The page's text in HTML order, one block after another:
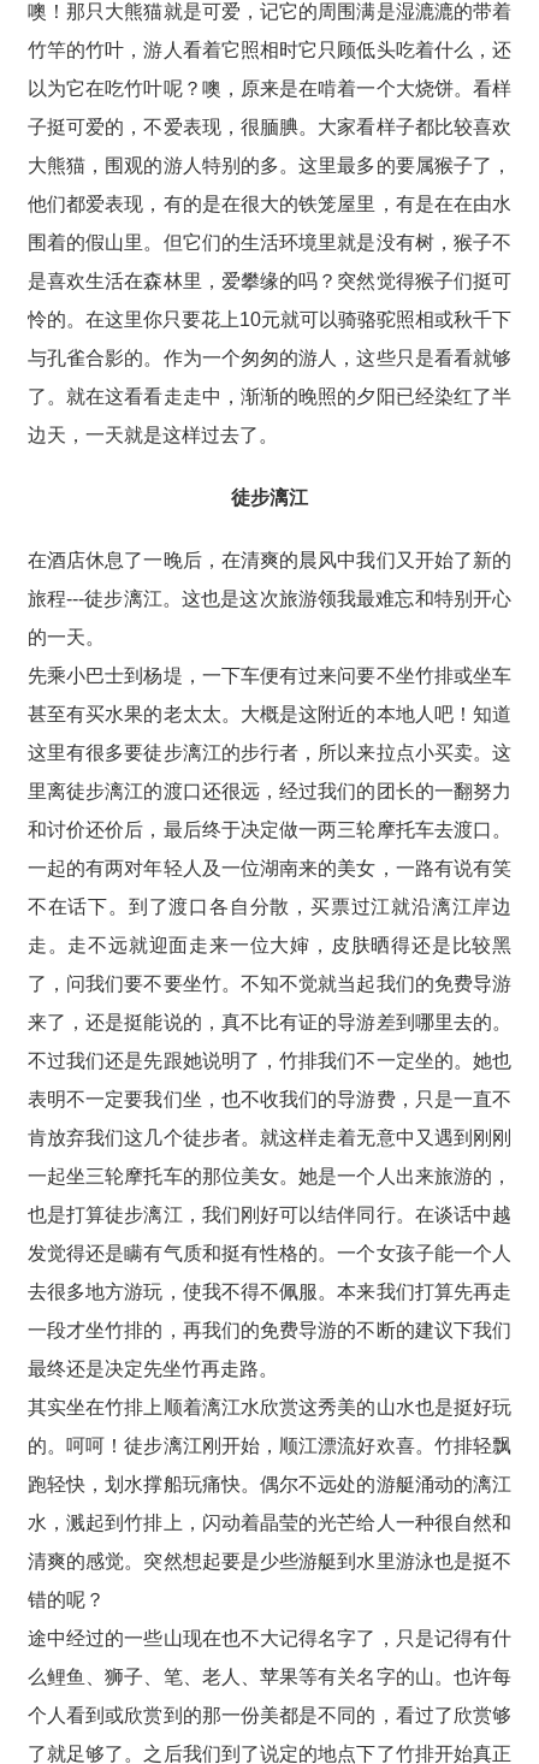
噢！那只大熊猫就是可爱，记它的周围满是湿漉漉的带着
竹竿的竹叶，游人看着它照相时它只顾低头吃着什么，还
以为它在吃竹叶呢？噢，原来是在啃着一个大烧饼。看样
子挺可爱的，不爱表现，很腼腆。大家看样子都比较喜欢
大熊猫，围观的游人特别的多。这里最多的要属猴子了，
他们都爱表现，有的是在很大的铁笼屋里，有是在在由水
围着的假山里。但它们的生活环境里就是没有树，猴子不
是喜欢生活在森林里，爱攀缘的吗？突然觉得猴子们挺可
怜的。在这里你只要花上10元就可以骑骆驼照相或秋千下
与孔雀合影的。作为一个匆匆的游人，这些只是看看就够
了。就在这看看走走中，渐渐的晚照的夕阳已经染红了半
边天，一天就是这样过去了。
徒步漓江
在酒店休息了一晚后，在清爽的晨风中我们又开始了新的
旅程---徒步漓江。这也是这次旅游领我最难忘和特别开心
的一天。
先乘小巴士到杨堤，一下车便有过来问要不坐竹排或坐车
甚至有买水果的老太太。大概是这附近的本地人吧！知道
这里有很多要徒步漓江的步行者，所以来拉点小买卖。这
里离徒步漓江的渡口还很远，经过我们的团长的一翻努力
和讨价还价后，最后终于决定做一两三轮摩托车去渡口。
一起的有两对年轻人及一位湖南来的美女，一路有说有笑
不在话下。到了渡口各自分散，买票过江就沿漓江岸边
走。走不远就迎面走来一位大婶，皮肤晒得还是比较黑
了，问我们要不要坐竹。不知不觉就当起我们的免费导游
来了，还是挺能说的，真不比有证的导游差到哪里去的。
不过我们还是先跟她说明了，竹排我们不一定坐的。她也
表明不一定要我们坐，也不收我们的导游费，只是一直不
肯放弃我们这几个徒步者。就这样走着无意中又遇到刚刚
一起坐三轮摩托车的那位美女。她是一个人出来旅游的，
也是打算徒步漓江，我们刚好可以结伴同行。在谈话中越
发觉得还是瞒有气质和挺有性格的。一个女孩子能一个人
去很多地方游玩，使我不得不佩服。本来我们打算先再走
一段才坐竹排的，再我们的免费导游的不断的建议下我们
最终还是决定先坐竹再走路。
其实坐在竹排上顺着漓江水欣赏这秀美的山水也是挺好玩
的。呵呵！徒步漓江刚开始，顺江漂流好欢喜。竹排轻飘
跑轻快，划水撑船玩痛快。偶尔不远处的游艇涌动的漓江
水，溅起到竹排上，闪动着晶莹的光芒给人一种很自然和
清爽的感觉。突然想起要是少些游艇到水里游泳也是挺不
错的呢？
途中经过的一些山现在也不大记得名字了，只是记得有什
么鲤鱼、狮子、笔、老人、苹果等有关名字的山。也许每
个人看到或欣赏到的那一份美都是不同的，看过了欣赏够
了就足够了。之后我们到了说定的地点下了竹排开始真正